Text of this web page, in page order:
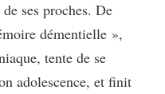
ses proches. De
démentielle »,
tente de se
adolescence, et finit